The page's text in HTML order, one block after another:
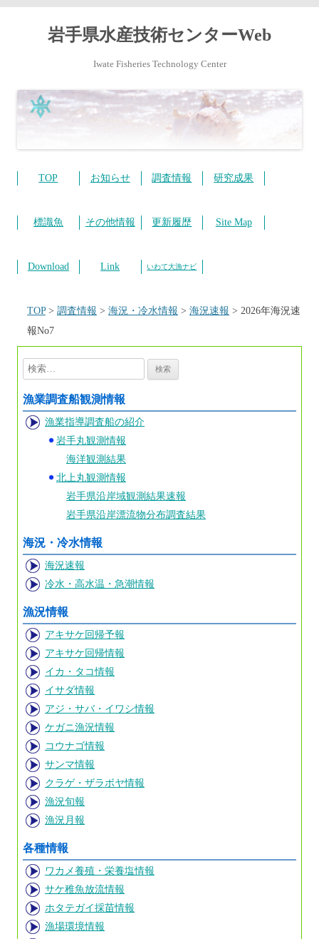
岩手県水産技術センターWeb
Iwate Fisheries Technology Center
テ
ン
ス
キ
TOP お知らせ 調査情報 研究成果
標識魚 その他情報 更新履歴 Site Map
Download Link いわて大漁ナビ
TOP> 調査情報 > 海況・冷水情報 > 海況速報 > 2026年海況速
報No7
検
索:
漁業調査船観測情報
漁業指導調査船の紹介
岩手丸観測情報
海洋観測結果
北上丸観測情報
岩手県沿岸域観測結果速報
岩手県沿岸漂流物分布調査結果
海況・冷水情報
海況速報
冷水・高水温・急潮情報
漁況情報
アキサケ回帰予報
アキサケ回帰情報
イカ・タコ情報
イサダ情報
アジ・サバ・イワシ情報
ケガニ漁況情報
コウナゴ情報
サンマ情報
クラゲ・ザラボヤ情報
漁況旬報
漁況月報
各種情報
ワカメ養殖・栄養塩情報
サケ稚魚放流情報
ホタテガイ採苗情報
漁場環境情報